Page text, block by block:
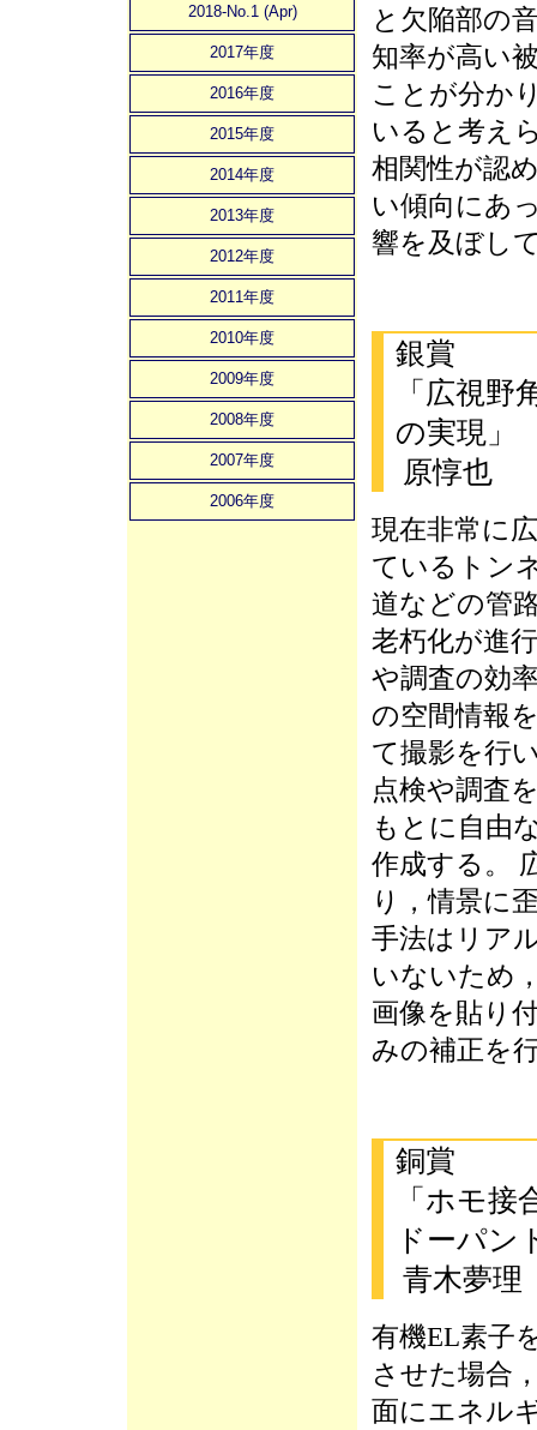
2018-No.1 (Apr)
2017年度
2016年度
2015年度
2014年度
2013年度
2012年度
2011年度
2010年度
2009年度
2008年度
2007年度
2006年度
と欠陥部の
知率が高い
ことが分か
いると考え
相関性が認
い傾向にあ
響を及ぼし
銀賞
「広視
の実現」
原惇也
現在非常に
ているトン
道などの管
老朽化が進
や調査の効
の空間情報
て撮影を行
点検や調査
もとに自由
作成する。
り，情景に
手法はリア
いないため
画像を貼り
みの補正を
銅賞
「ホモ
ドーパン
青木夢理
有機EL素子
させた場合
面にエネル